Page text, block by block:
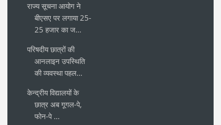
राज्य सूचना आयोग ने
बीएसए पर लगाया 25-
25 हजार का ज...
परिषदीय छात्रों की
आनलाइन उपस्थिति
की व्यवस्था पहल...
केन्द्रीय विद्यालयों के
छात्र अब गूगल-पे,
फोन-पे ...